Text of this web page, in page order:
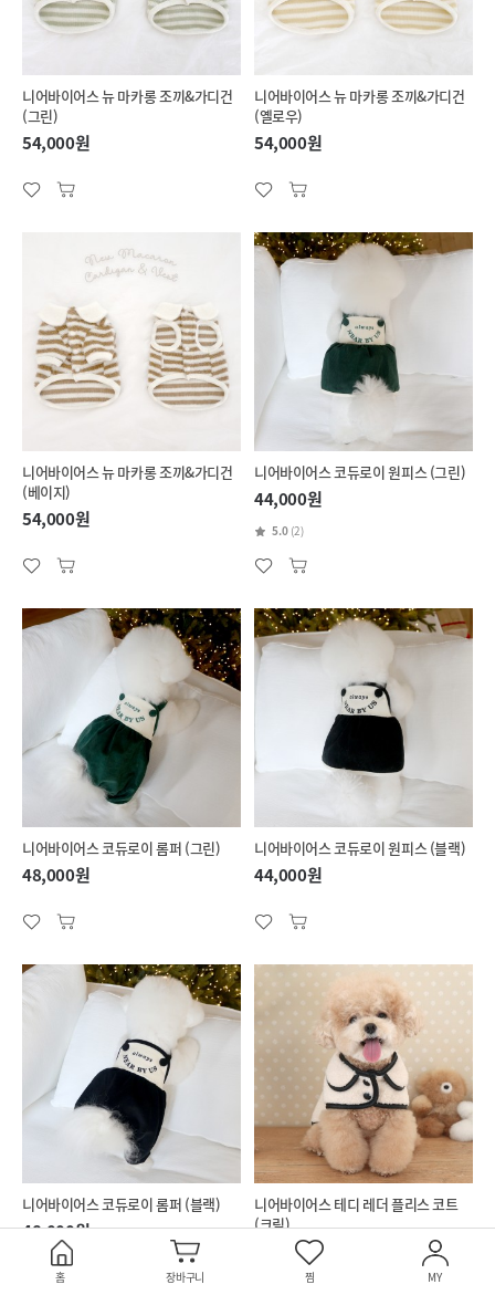
니어바이어스 뉴 마카롱 조끼&가디건
(그린)
54,000원
니어바이어스 뉴 마카롱 조끼&가디건
(옐로우)
54,000원
니어바이어스 뉴 마카롱 조끼&가디건
(베이지)
54,000원
니어바이어스 코듀로이 원피스 (그린)
44,000원
5.0 (2)
니어바이어스 코듀로이 롬퍼 (그린)
48,000원
니어바이어스 코듀로이 원피스 (블랙)
44,000원
니어바이어스 코듀로이 롬퍼 (블랙)
48,000원
5.0(2)
니어바이어스 테디 레더 플리스 코트
(크림)
55,000원
홈 장바구니 찜 MY